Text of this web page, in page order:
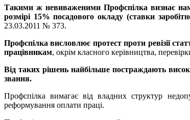
Такими ж невиваженими Профспілка визнає
розмірі 15% посадового окладу (ставки
23.03.2011 № 373.
Профспілка висловлює протест проти ревізії
працівникам, окрім класного керівництва,
Від таких рішень найбільше постраждають
звання.
Профспілка вимагає від владних структур
реформування оплати праці.